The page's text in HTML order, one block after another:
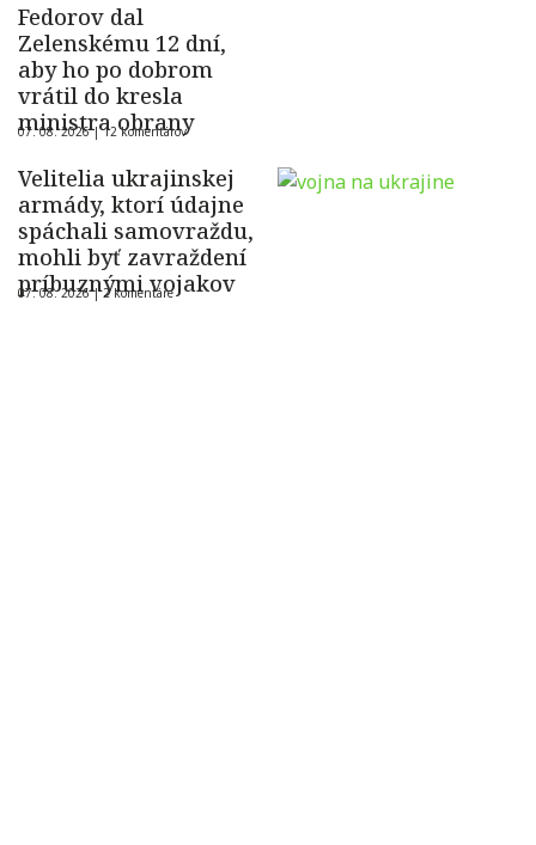
Fedorov dal
Zelenskému 12 dní,
aby ho po dobrom
vrátil do kresla
ministra obrany
07. 08. 2026 |12 komentárov
Velitelia ukrajinskej
armády, ktorí údajne
spáchali samovraždu,
mohli byť zavraždení
príbuznými vojakov
07. 08. 2026 |2 komentáre